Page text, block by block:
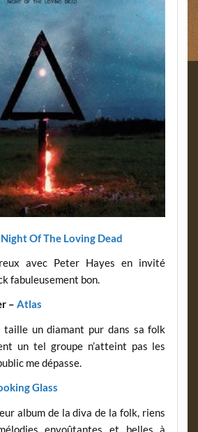
Night Of The Loving Dead
avec Peter Hayes en invité
fabuleusement bon.
– Atlas
taille un diamant pur dans sa folk
un tel groupe n’atteint pas les
me dépasse.
Glass
album de la diva de la folk, riens
envoûtantes et belles à